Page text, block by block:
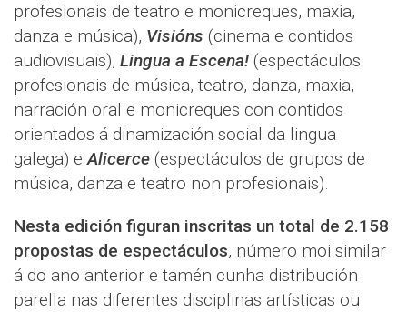
profesionais de teatro e monicreques, maxia,
danza e música), Visións (cinema e contidos
audiovisuais), Lingua a Escena! (espectáculos
profesionais de música, teatro, danza, maxia,
narración oral e monicreques con contidos
orientados á dinamización social da lingua
galega) eAlicerce (espectáculos de grupos de
música, danza e teatro non profesionais).
Nesta edición figuran inscritas un total de 2.158
propostas de espectáculos, número moi similar
á do ano anterior e tamén cunha distribución
parella nas diferentes disciplinas artísticas ou